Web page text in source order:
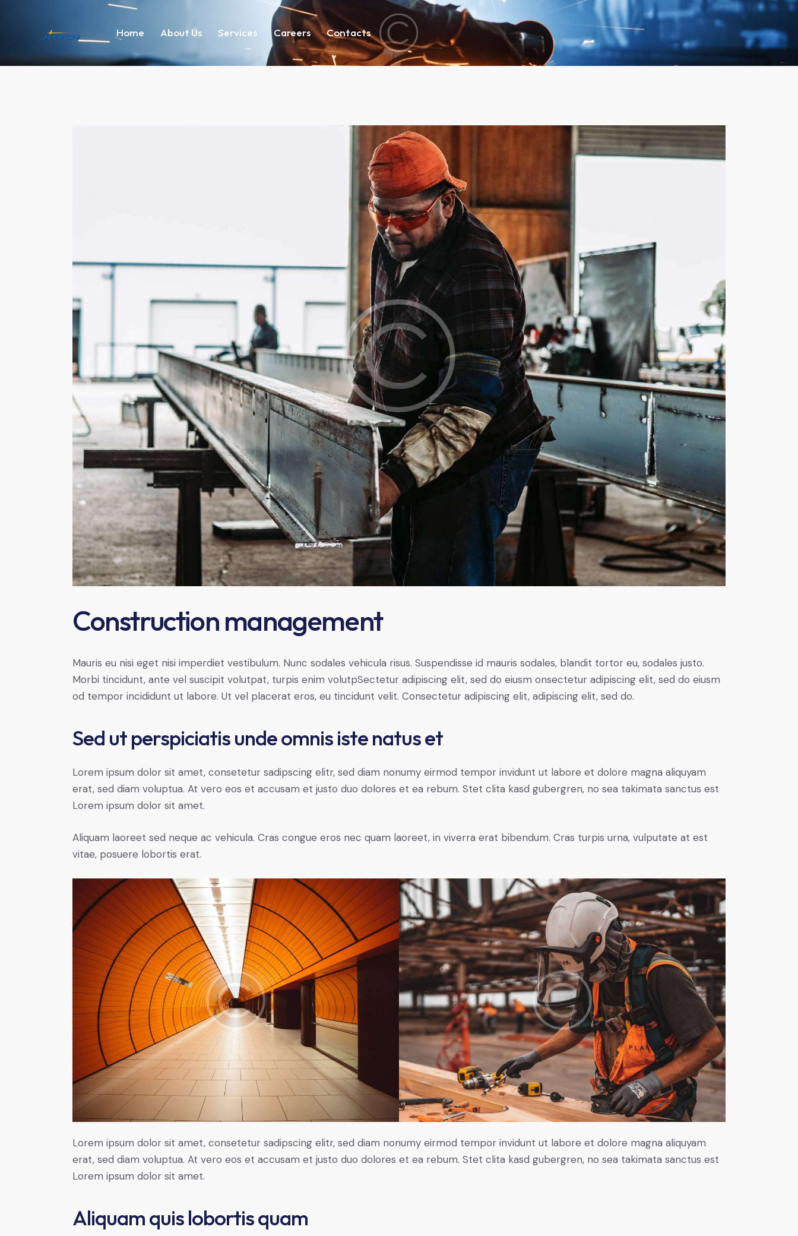
Home About Us Services Careers Contacts
Construction management
Mauris eu nisi eget nisi imperdiet vestibulum. Nunc sodales vehicula risus. Suspendisse id mauris sodales, blandit tortor eu, sodales justo.
Morbi tincidunt, ante vel suscipit volutpat, turpis enim volutpSectetur adipiscing elit, sed do eiusm onsectetur adipiscing elit, sed do eiusm
od tempor incididunt ut labore. Ut vel placerat eros, eu tincidunt velit. Consectetur adipiscing elit, adipiscing elit, sed do.
Sed ut perspiciatis unde omnis iste natus et
Lorem ipsum dolor sit amet, consetetur sadipscing elitr, sed diam nonumy eirmod tempor invidunt ut labore et dolore magna aliquyam
erat, sed diam voluptua. At vero eos et accusam et justo duo dolores et ea rebum. Stet clita kasd gubergren, no sea takimata sanctus est
Lorem ipsum dolor sit amet.
Aliquam laoreet sed neque ac vehicula. Cras congue eros nec quam laoreet, in viverra erat bibendum. Cras turpis urna, vulputate at est
vitae, posuere lobortis erat.
Lorem ipsum dolor sit amet, consetetur sadipscing elitr, sed diam nonumy eirmod tempor invidunt ut labore et dolore magna aliquyam
erat, sed diam voluptua. At vero eos et accusam et justo duo dolores et ea rebum. Stet clita kasd gubergren, no sea takimata sanctus est
Lorem ipsum dolor sit amet.
Aliquam quis lobortis quam